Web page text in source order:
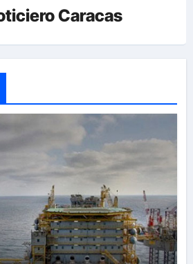
Caracas